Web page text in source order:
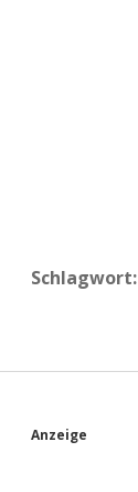
Schlagwort:
S
Anzeige